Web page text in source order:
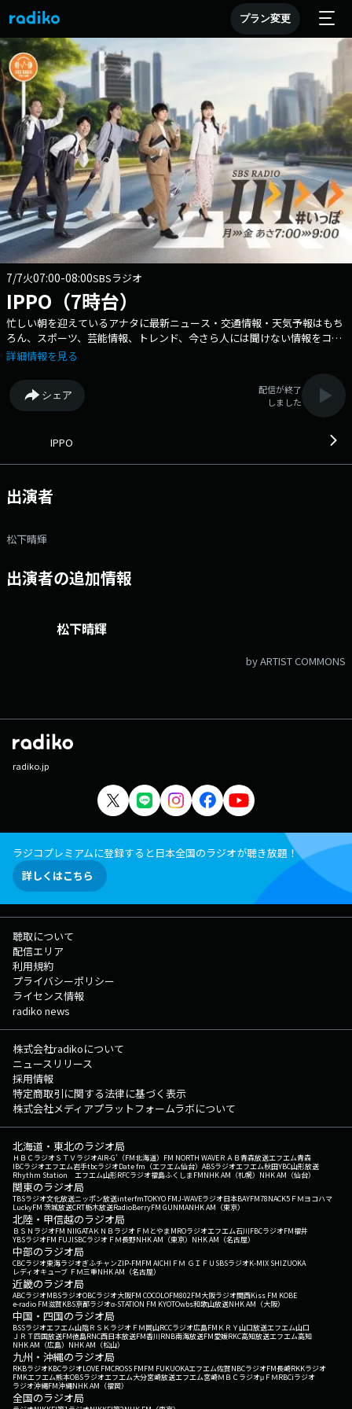
プラン変更
7/7火07:00-08:00SBSラジオ
IPPO（7時台）
忙しい朝を迎えているアナタに最新ニュース・交通情報・天気予報はもち
ろん、スポーツ、芸能情報、トレンド、今さら人には聞けない情報をコン
パクトに紹介！IPPOを聞いて、昨日より今日の自分をちょっとだけアップ
話、知らないと恥ずかしいトピック、 当たり前過ぎて、周りには聞き辛
い情報を丁寧にお伝えしていきます！ ▼08:25＜IPPOセレクション
＞ ゲストコーナー：トレンド、グルメ、ファッション、健康。 忙しい
ージ：http://www.at-s.com/sbsradio/program/ippo/ 番組公式 X：
s.com/apps/entryform/entry/form/148665
詳細情報を見る
シェア
配信が終了
しました
IPPO
出演者
松下晴輝
出演者の追加情報
松下晴輝
by ARTIST COMMONS
radiko.jp
ラジコプレミアムに登録すると日本全国のラジオが聴き放題！
詳しくはこちら
聴取について
配信エリア
利用規約
プライバシーポリシー
ライセンス情報
radiko news
株式会社radikoについて
ニュースリリース
採用情報
特定商取引に関する法律に基づく表示
株式会社メディアプラットフォームラボについて
北海道・東北のラジオ局
ＨＢＣラジオＳＴＶラジオAIR-G'（FM北海道） FM NORTH WAVEＲＡＢ青森放送エフエム青森
IBCラジオエフエム岩手tbcラジオDate fm（エフエム仙台） ABSラジオエフエム秋田YBC山形放送
Rhythm Station エフエム山形RFCラジオ福島ふくしまFMNHK AM（札幌） NHK AM（仙台）
関東のラジオ局
TBSラジオ文化放送ニッポン放送interfmTOKYO FMJ-WAVEラジオ日本BAYFM78NACK5 ＦＭヨコハマ
LuckyFM 茨城放送CRT栃木放送RadioBerryFM GUNMANHK AM（東京）
北陸・甲信越のラジオ局
ＢＳＮラジオFM NIIGATAＫＮＢラジオ ＦＭとやまMROラジオエフエム石川FBCラジオFM福井
YBSラジオFM FUJISBCラジオ ＦＭ長野NHK AM（東京） NHK AM（名古屋）
中部のラジオ局
CBCラジオ東海ラジオぎふチャンZIP-FMFM AICHI ＦＭ ＧＩＦＵ SBSラジオK-MIX SHIZUOKA
レディオキューブ ＦＭ三重NHK AM（名古屋）
近畿のラジオ局
ABCラジオMBSラジオOBCラジオ大阪FM COCOLOFM802FM大阪ラジオ関西Kiss FM KOBE
e-radio FM滋賀KBS京都ラジオα-STATION FM KYOTOwbs和歌山放送NHK AM（大阪）
中国・四国のラジオ局
BSSラジオエフエム山陰ＲＳＫラジオ ＦＭ岡山RCCラジオ広島FM ＫＲＹ山口放送エフエム山口
ＪＲＴ四国放送FM徳島RNC西日本放送FM香川RNB南海放送FM愛媛RKC高知放送エフエム高知
NHK AM（広島） NHK AM（松山）
九州・沖縄のラジオ局
RKBラジオKBCラジオLOVE FMCROSS FMFM FUKUOKAエフエム佐賀NBCラジオFM長崎RKKラジオ
FMKエフエム熊本OBSラジオエフエム大分宮崎放送エフエム宮崎ＭＢＣラジオμＦＭRBCiラジオ
ラジオ沖縄FM沖縄NHK AM（福岡）
全国のラジオ局